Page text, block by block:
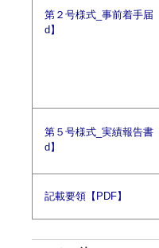
第２号様式_事前着手届
d】
第５号様式_実績報告書
d】
記載要領【PDF】